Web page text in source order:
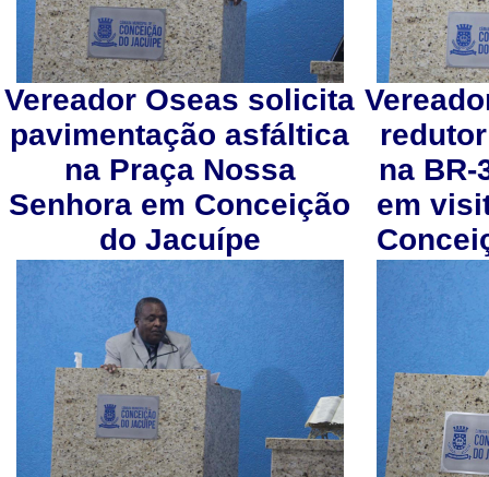
Vereador Oseas solicita
pavimentação asfáltica
na Praça Nossa
Senhora em Conceição
do Jacuípe
na BR-
em